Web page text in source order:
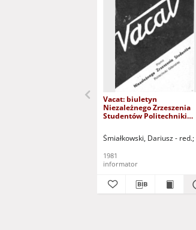
Vacat: biuletyn
Niezależnego Zrzeszenia
Studentów Politechniki
Śmiałkowski, Dariusz - red.
1981
informator